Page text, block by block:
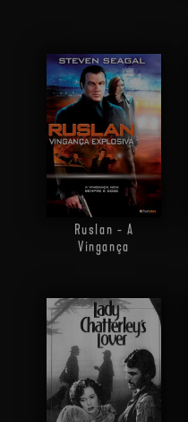
Ruslan - A
Vingança